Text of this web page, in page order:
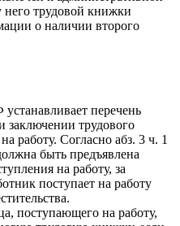
него трудовой книжки
о наличии второго
перечень
заключении трудового
работу. Согласно абз. 3 ч. 1
быть предъявлена
на работу, за
поступает на работу
поступающего на работу,